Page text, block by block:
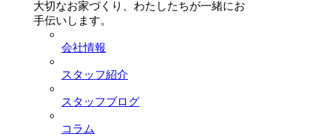
大切なお家づくり、わたしたちが一緒にお
手伝いします。
会社情報
スタッフ紹介
スタッフブログ
コラム